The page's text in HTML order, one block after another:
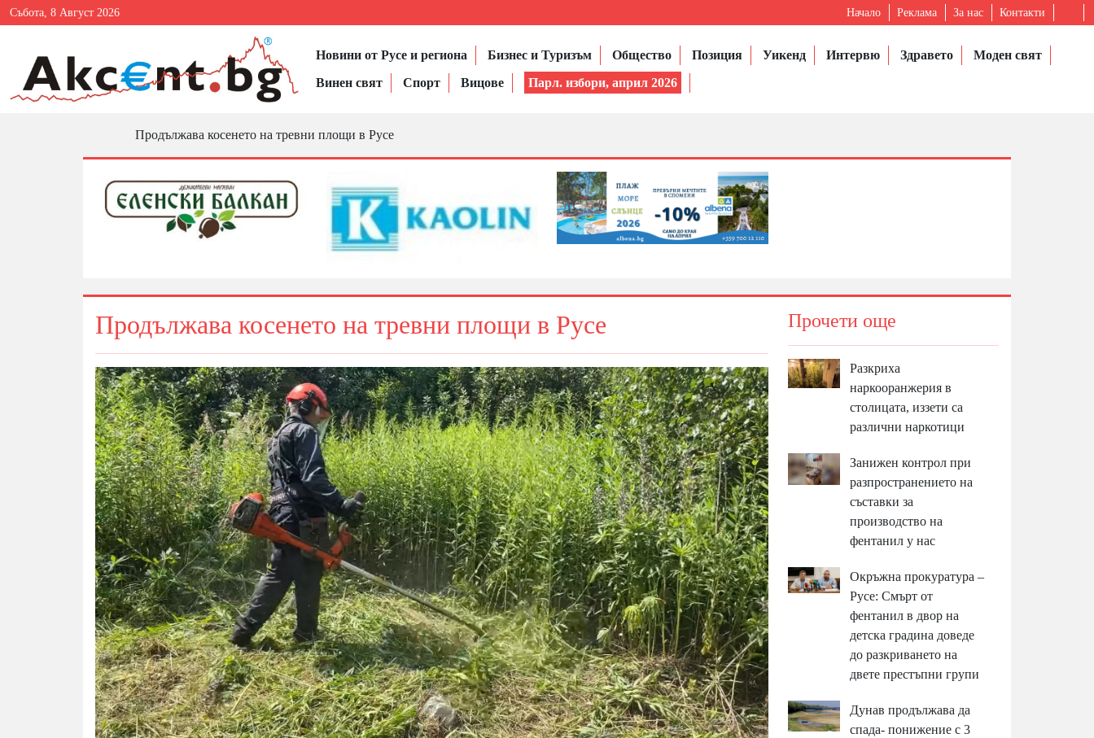
Събота, 8 Август 2026 Начало Реклама За нас Контакти
Новини от Русе и региона Бизнес и Туризъм Общество Позиция Уикенд Интервю Здравето
Моден свят
Винен свят
Спорт Вицове Парл. избори, април 2026
Продължава косенето на тревни площи в Русе
Продължава косенето на тревни площи в Русе Прочети още
Разкриха
наркооранжерия в
столицата, иззети са
различни наркотици
Занижен контрол при
разпространението на
съставки за
производство на
фентанил у нас
Окръжна прокуратура –
Русе: Смърт от
фентанил в двор на
детска градина доведе
до разкриването на
двете престъпни групи
Дунав продължава да
спада- понижение с 3